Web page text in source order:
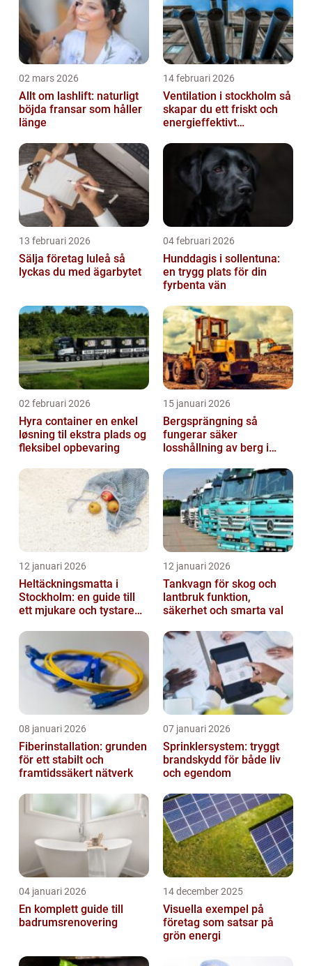
02 mars 2026
Allt om lashlift: naturligt
böjda fransar som håller
länge
14 februari 2026
Ventilation i stockholm så
skapar du ett friskt och
energieffektivt
13 februari 2026
Sälja företag luleå så
lyckas du med ägarbytet
04 februari 2026
Hunddagis i sollentuna:
en trygg plats för din
fyrbenta vän
02 februari 2026
Hyra container en enkel
løsning til ekstra plads og
fleksibel opbevaring
15 januari 2026
Bergsprängning så
fungerar säker
losshållning av berg i
12 januari 2026
Heltäckningsmatta i
Stockholm: en guide till
ett mjukare och tystare
12 januari 2026
Tankvagn för skog och
lantbruk funktion,
säkerhet och smarta val
08 januari 2026
Fiberinstallation: grunden
för ett stabilt och
framtidssäkert nätverk
07 januari 2026
Sprinklersystem: tryggt
brandskydd för både liv
och egendom
04 januari 2026
En komplett guide till
badrumsrenovering
14 december 2025
Visuella exempel på
företag som satsar på
grön energi